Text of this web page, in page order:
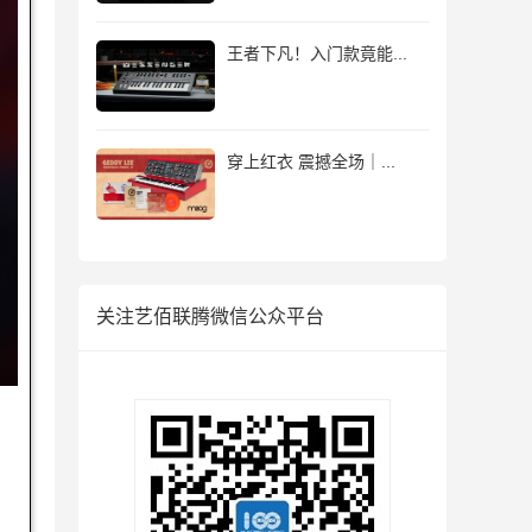
王者下凡！入门款竟能...
穿上红衣 震撼全场｜...
关注艺佰联腾微信公众平台